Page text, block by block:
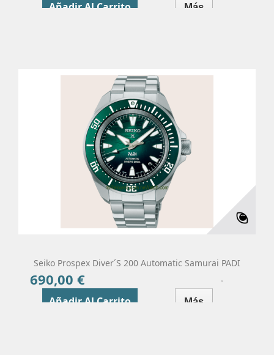
Añadir Al Carrito Más
Seiko Prospex Diver´s 200 Automatic Samurai PADI
690,00 €
Añadir Al Carrito Más